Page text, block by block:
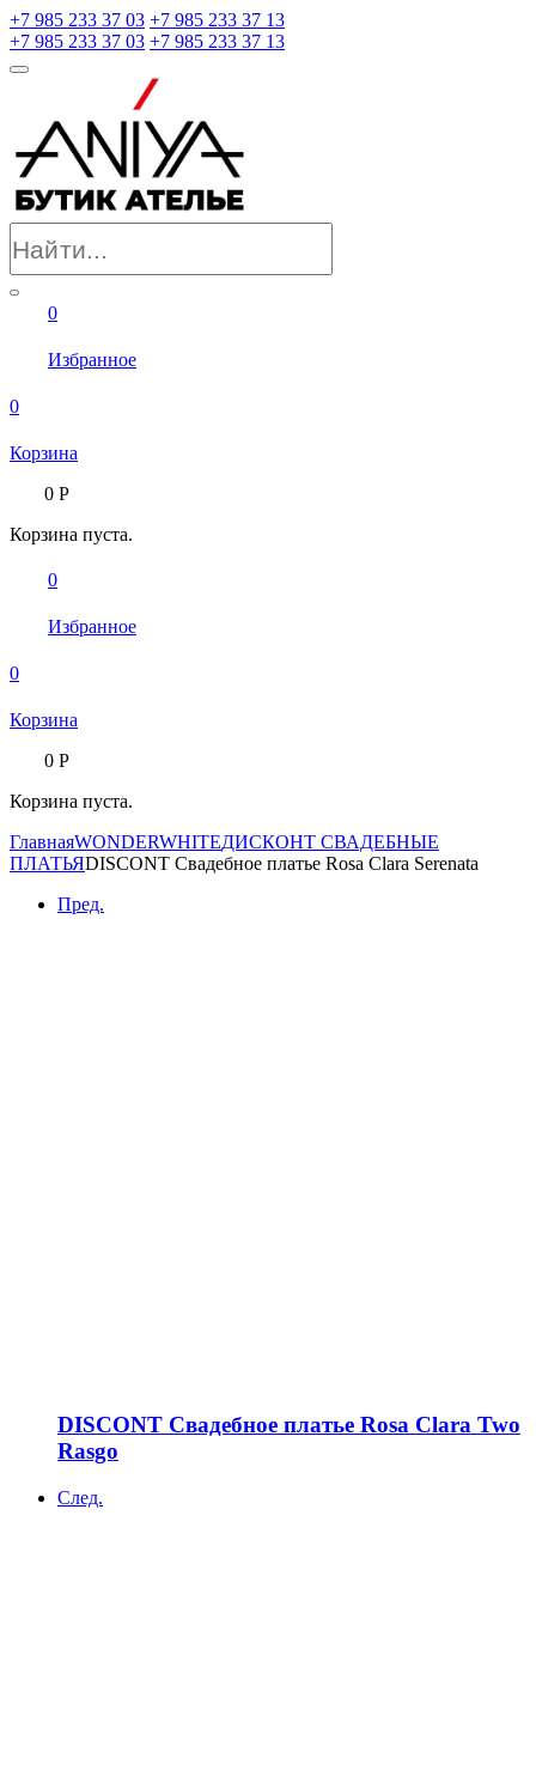
+7 985 233 37 03 +7 985 233 37 13
+7 985 233 37 03 +7 985 233 37 13
0
Избранное
0
Корзина
0Р
Корзина пуста.
0
Избранное
0
Корзина
0Р
Корзина пуста.
ГлавнаяWONDERWHITEДИСКОНТ СВАДЕБНЫЕ
ПЛАТЬЯDISCONT Свадебное платье Rosa Clara Serenata
Пред.
DISCONT Свадебное платье Rosa Clara Two
Rasgo
След.